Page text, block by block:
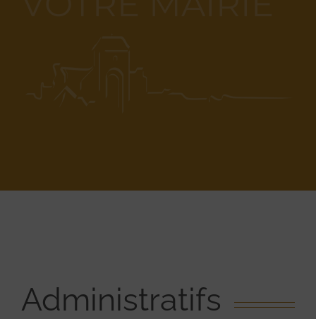
Administratifs